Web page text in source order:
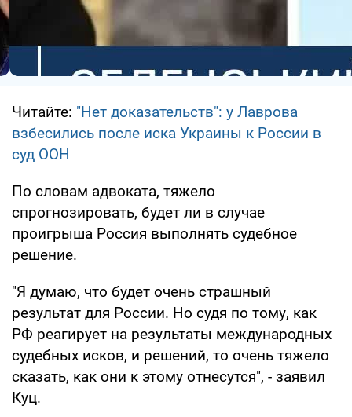
Читайте: "Нет доказательств": у Лаврова
взбесились после иска Украины к России в
суд ООН
По словам адвоката, тяжело
спрогнозировать, будет ли в случае
проигрыша Россия выполнять судебное
решение.
"Я думаю, что будет очень страшный
результат для России. Но судя по тому, как
РФ реагирует на результаты международных
судебных исков, и решений, то очень тяжело
сказать, как они к этому отнесутся", - заявил
Куц.